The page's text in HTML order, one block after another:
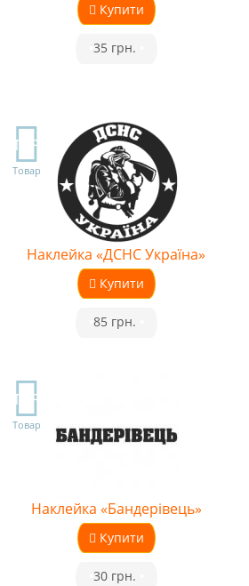
Купити
35 грн.
TOP
Товар
Наклейка «ДСНС Україна»
Купити
85 грн.
TOP
Товар
Наклейка «Бандерівець»
Купити
30 грн.